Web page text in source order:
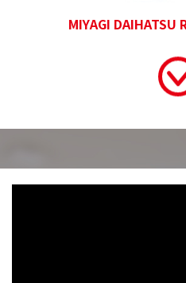
MIYAGI DAIHATSU